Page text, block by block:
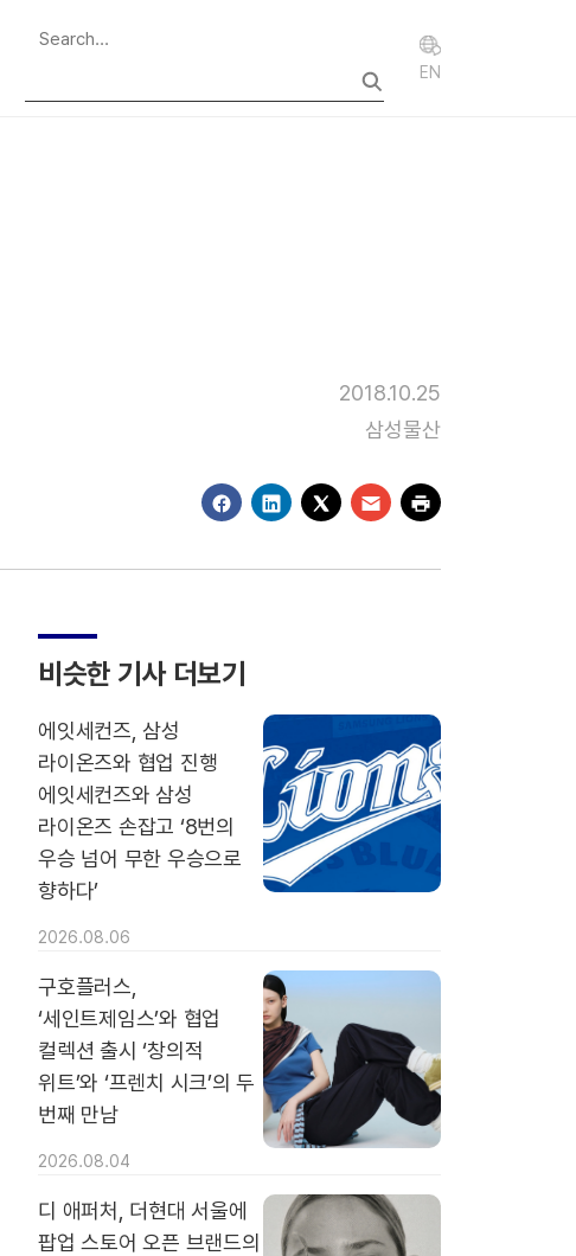
EN
2018.10.25
삼성물산
비슷한 기사 더보기
에잇세컨즈, 삼성
라이온즈와 협업 진행
에잇세컨즈와 삼성
라이온즈 손잡고 ‘8번의
우승 넘어 무한 우승으로
향하다’
2026.08.06
구호플러스,
‘세인트제임스’와 협업
컬렉션 출시 ‘창의적
위트’와 ‘프렌치 시크’의 두
번째 만남
2026.08.04
디 애퍼처, 더현대 서울에
팝업 스토어 오픈 브랜드의